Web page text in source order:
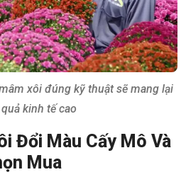
xôi đúng kỹ thuật sẽ mang lại
kinh tế cao
Đổi Màu Cấy Mô Và
Mua